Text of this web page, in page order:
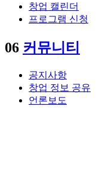
창업 캘린더
프로그램 신청
06 커뮤니티
공지사항
창업 정보 공유
언론보도